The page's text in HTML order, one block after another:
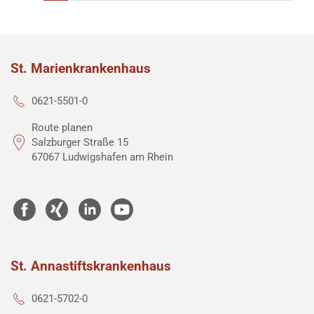
St. Marienkrankenhaus
0621-5501-0
Route planen
Salzburger Straße 15
67067 Ludwigshafen am Rhein
St. Annastiftskrankenhaus
0621-5702-0